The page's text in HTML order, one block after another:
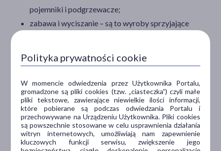
Laktacja i karmienie piersią
Bielizna poporodowa
Dostępny(2)
Dostawa
Wysyłka
pojemniki i podgrzewacze;
zabawa i wyciszanie – są to wyroby sprzyjające
rozwojowi motorycznemu dziecka, a także produkty
gryzaki i grzechotki;
higiena i czystość – w obrębie tej kategorii znajdują
się produkty przeznaczone do pielęgnacji ciała
malucha, a więc szczoteczki, szczotki i grzebienie do
włosów, gąbki i myjki, a także nożyczki do paznokci.
Są one niezbędne podczaspierwszej kąpieli, a także
każdej kolejnej;
Polityka prywatności cookie
W momencie odwiedzenia przez Użytkownika Portalu,
gromadzone są pliki cookies (tzw. „ciasteczka”) czyli małe
pliki tekstowe, zawierające niewielkie ilości informacji,
które pobierane są podczas odwiedzania Portalu i
przechowywane na Urządzeniu Użytkownika. Pliki cookies
są powszechnie stosowane w celu usprawnienia działania
witryn internetowych, umożliwiają nam zapewnienie
kluczowych funkcji serwisu, zwiększenie jego